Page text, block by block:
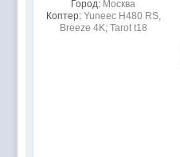
Город: Москва
Коптер: Yuneec H480 RS,
Breeze 4K; Tarot t18